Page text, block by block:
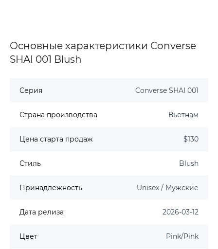
Основные характеристики Converse
SHAI 001 Blush
Серия Converse SHAI 001
Страна производства Вьетнам
Цена старта продаж $130
Стиль Blush
Принадлежность Unisex / Мужские
Дата релиза 2026-03-12
Цвет Pink/Pink